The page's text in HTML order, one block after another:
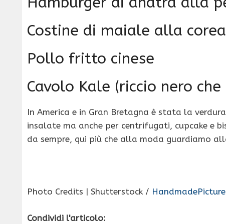
Costine di maiale alla
Pollo fritto cinese
Cavolo Kale (riccio nero
In America e in Gran Bretagna è stata la
insalate ma anche per centrifugati, cupcake e
da sempre, qui più che alla moda guardiamo
Photo Credits | Shutterstock /
Condividi l'articolo: